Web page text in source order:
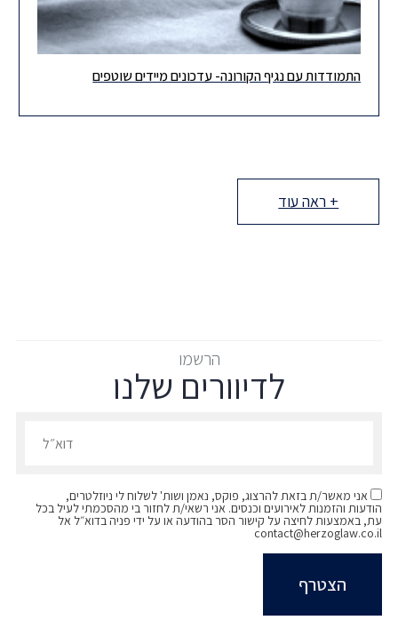
כידוע, נמשכים המאמצים להתמודדות עם נגיף הקורונה והתפשטותו
התמודדות עם נגיף הקורונה- עדכונים מיידים שוטפים
+ ראה עוד
הרשמו
לדיוורים שלנו
אני מאשר/ת בזאת להרצוג, פוקס, נאמן ושות' לשלוח לי ניוזלטרים,
הודעות והזמנות לאירועים וכנסים. אני רשאי/ת לחזור בי מהסכמתי לעיל בכל
עת, באמצעות לחיצה על קישור הסר בהודעה או על ידי פניה בדוא״ל אל
contact@herzoglaw.co.il